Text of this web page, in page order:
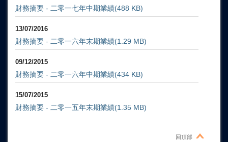
財務摘要 - 二零一七年中期業績(488 KB)
13/07/2016
財務摘要 - 二零一六年末期業績(1.29 MB)
09/12/2015
財務摘要 - 二零一六年中期業績(434 KB)
15/07/2015
財務摘要 - 二零一五年末期業績(1.35 MB)
回頂部